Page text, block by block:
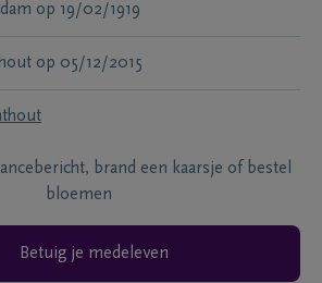
op 19/02/1919
op 05/12/2015
brand een kaarsje of bestel
bloemen
Betuig je medeleven